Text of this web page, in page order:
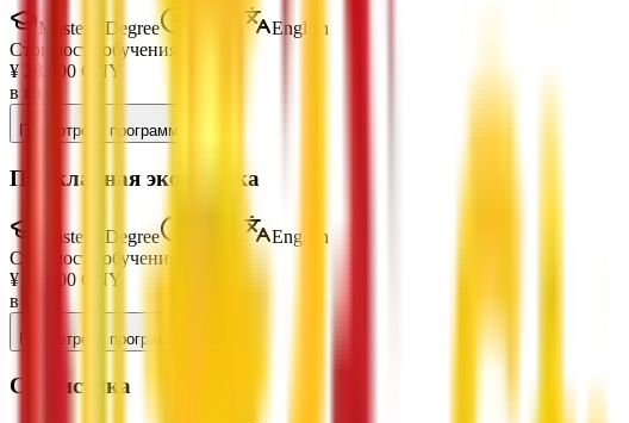
Master's Degree
English
Стоимость обучения
¥ 28,000 CNY
в год
Посмотреть программу
Прикладная экономика
Master's Degree
English
Стоимость обучения
¥
25,000 CNY
в год
Посмотреть программу
Статистика